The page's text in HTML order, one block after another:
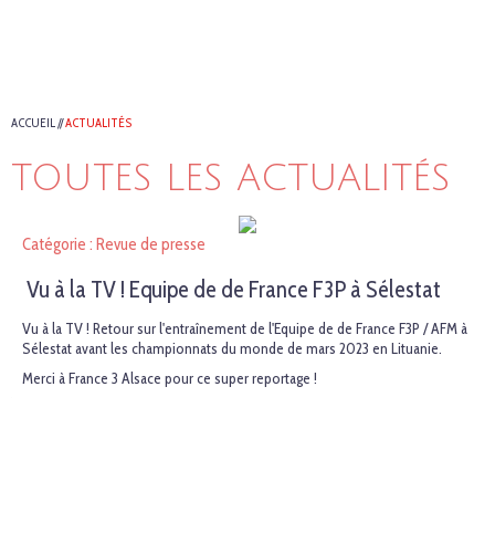
ACCUEIL//ACTUALITÉS
TOUTES LES ACTUALITÉS
Catégorie : Revue de presse
Vu à la TV ! Equipe de de France F3P à Sélestat
Vu à la TV ! Retour sur l'entraînement de l'Equipe de de France F3P / AFM à
Sélestat avant les championnats du monde de mars 2023 en Lituanie.
Merci à France 3 Alsace pour ce super reportage !